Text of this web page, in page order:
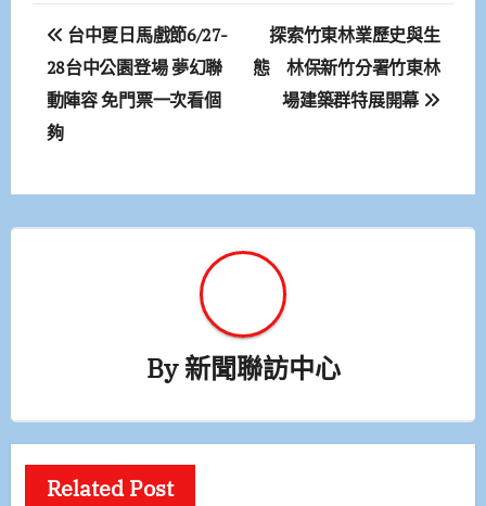
文
章
導
台中夏日馬戲節6/27-
28台中公園登場 夢幻聯
動陣容 免門票一次看個
夠
探索竹東林業歷史與生
態 林保新竹分署竹東林
場建築群特展開幕
By新聞聯訪中心
Related Post